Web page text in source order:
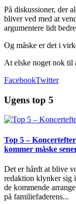
På diskussioner, der
bliver ved med at
argumentere lidt
Og måske er det i
At elske noget nok til
FacebookTwitter
Ugens top 5
Top 5 –
kommer måske
Det er hårdt at blive
redaktion klynker sig
de kommende
på familiefaderens...